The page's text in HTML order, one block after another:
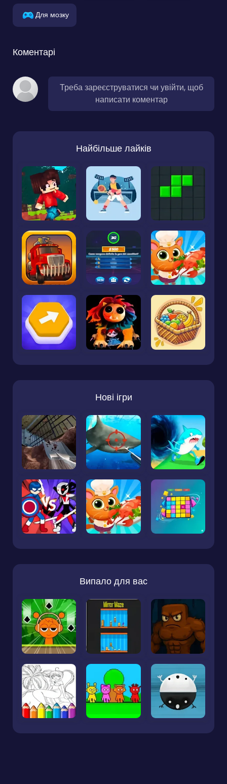
Для мозку
Коментарі
Треба зареєструватися чи увійти, щоб
написати коментар
Найбільше лайків
Нові ігри
Випало для вас